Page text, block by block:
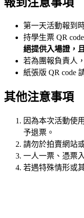
第一天活動報到
持學生票 QR
絕提供入場證，
若為團報負責人
紙張版 QR code
其他注意事項
因為本次活動使
予退票。
請勿於拍賣網站
一人一票、憑票
若遇特殊情形或